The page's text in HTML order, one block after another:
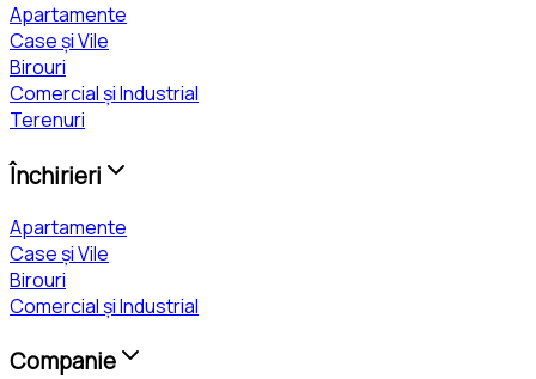
Apartamente
Case și Vile
Birouri
Comercial și Industrial
Terenuri
Închirieri
Apartamente
Case și Vile
Birouri
Comercial și Industrial
Companie